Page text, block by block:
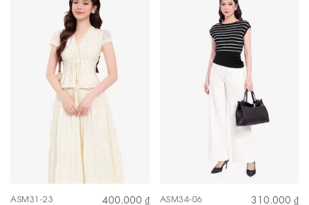
ASM31-23 400.000 ₫ ASM34-06 310.000 ₫